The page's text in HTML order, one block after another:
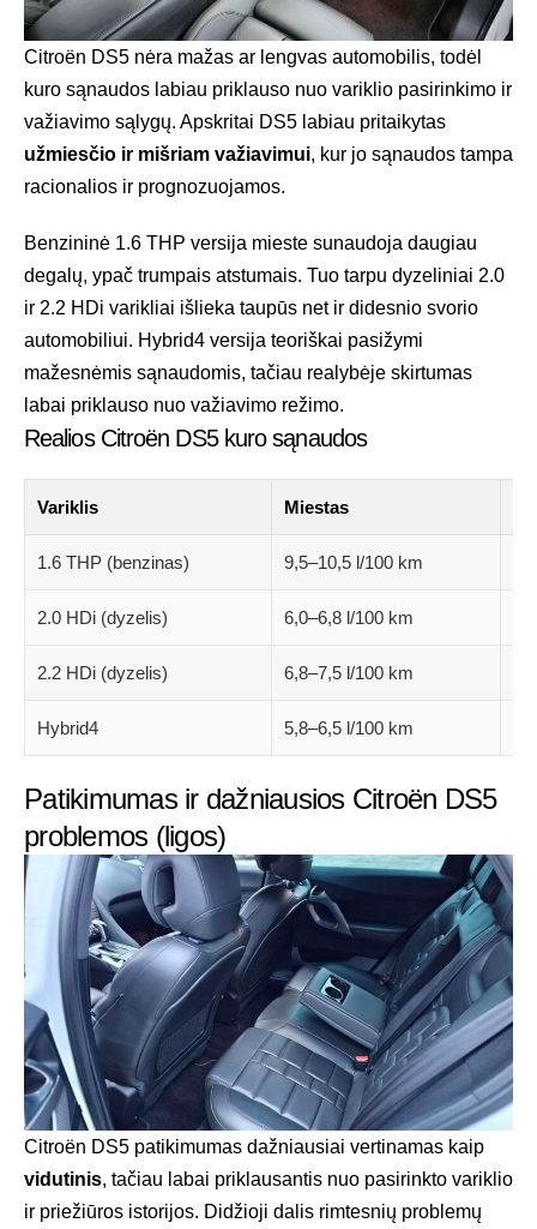
Citroën DS5 nėra mažas ar lengvas automobilis, todėl
kuro sąnaudos labiau priklauso nuo variklio pasirinkimo ir
važiavimo sąlygų. Apskritai DS5 labiau pritaikytas
užmiesčio ir mišriam važiavimui, kur jo sąnaudos tampa
racionalios ir prognozuojamos.
Benzininė 1.6 THP versija mieste sunaudoja daugiau
degalų, ypač trumpais atstumais. Tuo tarpu dyzeliniai 2.0
ir 2.2 HDi varikliai išlieka taupūs net ir didesnio svorio
automobiliui. Hybrid4 versija teoriškai pasižymi
mažesnėmis sąnaudomis, tačiau realybėje skirtumas
labai priklauso nuo važiavimo režimo.
Realios Citroën DS5 kuro sąnaudos
Variklis Miestas
1.6 THP (benzinas) 9,5–10,5 l/100 km
2.0 HDi (dyzelis) 6,0–6,8 l/100 km
2.2 HDi (dyzelis) 6,8–7,5 l/100 km
Hybrid4 5,8–6,5 l/100 km
Patikimumas ir dažniausios Citroën DS5
problemos (ligos)
Citroën DS5 patikimumas dažniausiai vertinamas kaip
vidutinis, tačiau labai priklausantis nuo pasirinkto variklio
ir priežiūros istorijos. Didžioji dalis rimtesnių problemų